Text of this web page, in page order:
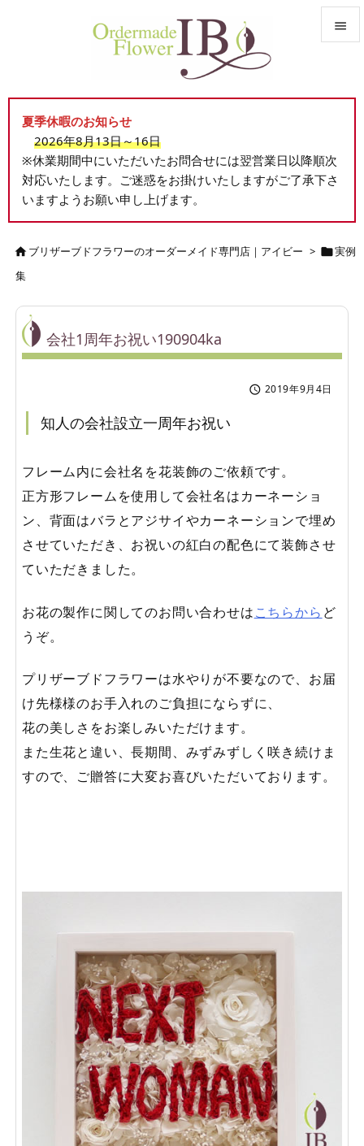


前へ

検索
夏季休暇のお知らせ
2026年8月13日～16日
※休業期間中にいただいたお問合せには翌営業日以降順次
対応いたします。ご迷惑をお掛けいたしますがご了承下さ
いますようお願い申し上げます。
ブリザーブドフラワーのオーダーメイド専門店｜アイビー > 実例
集
会社1周年お祝い190904ka
 2019年9月4日
知人の会社設立一周年お祝い
フレーム内に会社名を花装飾のご依頼です。
正方形フレームを使用して会社名はカーネーショ
ン、背面はバラとアジサイやカーネーションで埋め
させていただき、お祝いの紅白の配色にて装飾させ
ていただきました。
お花の製作に関してのお問い合わせはこちらから ど
うぞ。
プリザーブドフラワーは水やりが不要なので、お届
け先様様のお手入れのご負担にならずに、
花の美しさをお楽しみいただけます。
また生花と違い、長期間、みずみずしく咲き続けま
すので、ご贈答に大変お喜びいただいております。